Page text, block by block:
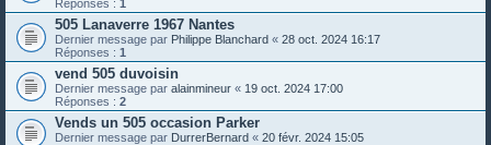
Réponses : 1
505 Lanaverre 1967 Nantes
Dernier message par Philippe Blanchard « 28 oct. 2024 16:17
Réponses : 1
vend 505 duvoisin
Dernier message par alainmineur « 19 oct. 2024 17:00
Réponses : 2
Vends un 505 occasion Parker
Dernier message par DurrerBernard « 20 févr. 2024 15:05